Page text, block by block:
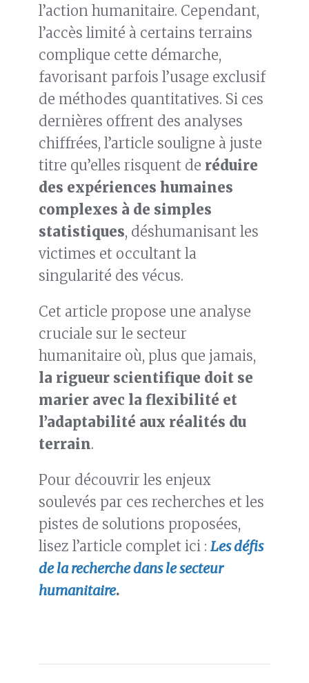
l’action humanitaire. Cependant,
l’accès limité à certains terrains
complique cette démarche,
favorisant parfois l’usage exclusif
de méthodes quantitatives. Si ces
dernières offrent des analyses
chiffrées, l’article souligne à juste
titre qu’elles risquent de réduire
des expériences humaines
complexes à de simples
statistiques, déshumanisant les
victimes et occultant la
singularité des vécus.
Cet article propose une analyse
cruciale sur le secteur
humanitaire où, plus que jamais,
la rigueur scientifique doit se
marier avec la flexibilité et
l’adaptabilité aux réalités du
terrain.
Pour découvrir les enjeux
soulevés par ces recherches et les
pistes de solutions proposées,
lisez l’article complet ici : Les défis
de la recherche dans le secteur
humanitaire.